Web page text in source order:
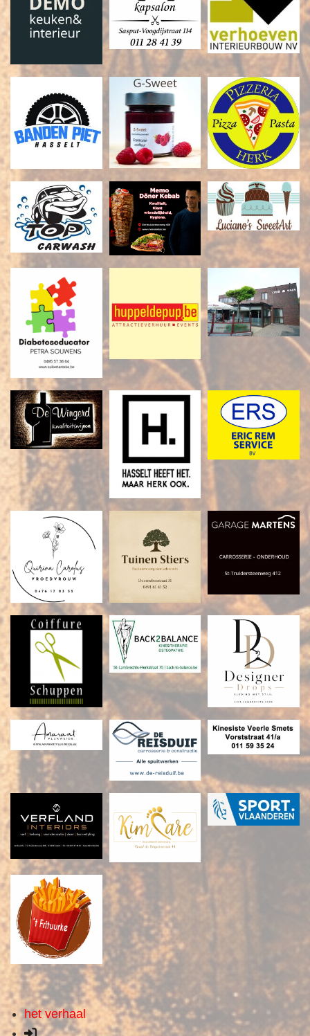
het verhaal